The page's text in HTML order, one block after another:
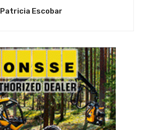
Patricia Escobar